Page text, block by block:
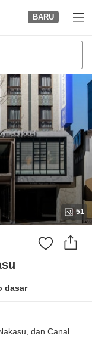
BARU
51
dasar
dan Canal